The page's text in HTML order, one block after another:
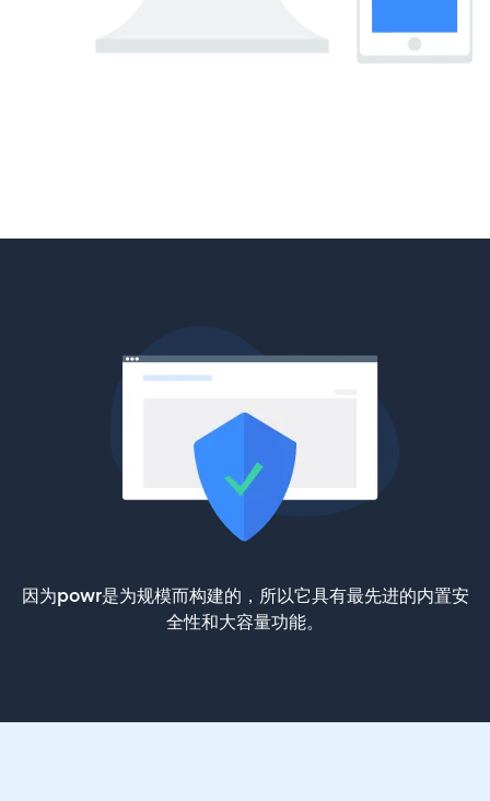
因为powr是为规模而构建的，所以它具有最先进的内置安
全性和大容量功能。